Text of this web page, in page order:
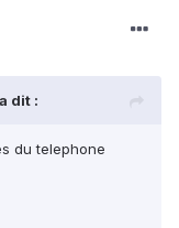
a dit :
du telephone